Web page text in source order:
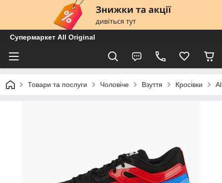
Супермаркет All Original
Товари та послуги Чоловіче Взуття Кросівки